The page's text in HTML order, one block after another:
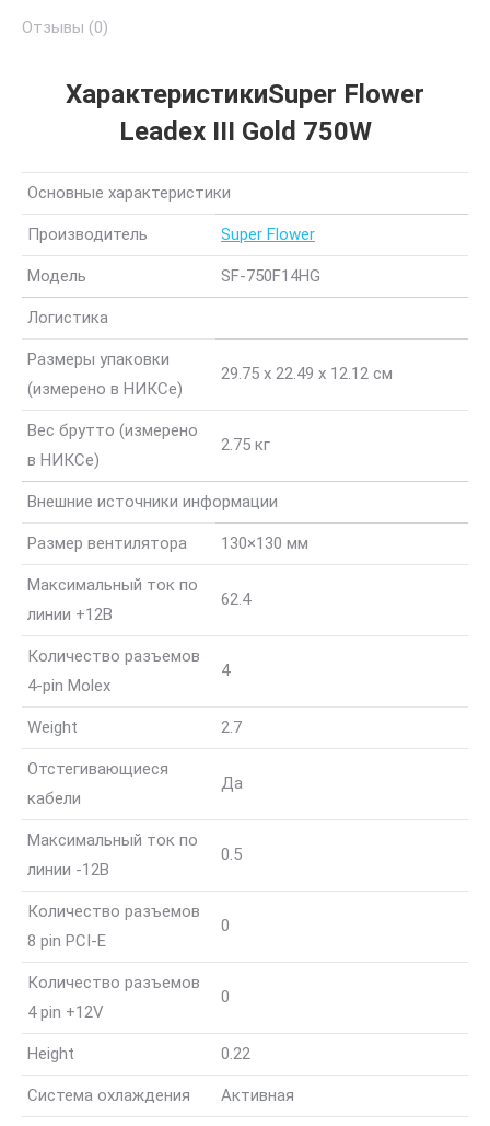
Отзывы (0)
ХарактеристикиSuper Flower
Leadex III Gold 750W
Основные характеристики
Производитель Super Flower
Модель SF-750F14HG
Логистика
Размеры упаковки
(измерено в НИКСе)
29.75 x 22.49 x 12.12 см
Вес брутто (измерено
в НИКСе)
2.75 кг
Внешние источники информации
Размер вентилятора 130×130 мм
Максимальный ток по
линии +12В
62.4
Количество разъемов
4-pin Molex
4
Weight 2.7
Отстегивающиеся
кабели
Да
Максимальный ток по
линии -12В
0.5
Количество разъемов
8 pin PCI-E
0
Количество разъемов
4 pin +12V
0
Height 0.22
Система охлаждения Активная